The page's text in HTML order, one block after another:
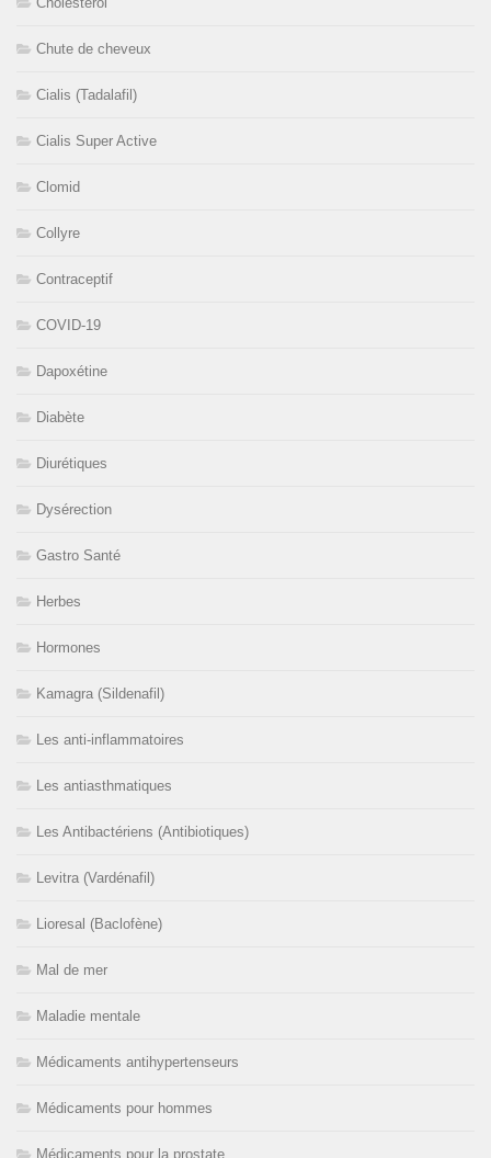
Chute de cheveux
Cialis (Tadalafil)
Cialis Super Active
Clomid
Collyre
Contraceptif
COVID-19
Dapoxétine
Diabète
Diurétiques
Dysérection
Gastro Santé
Herbes
Hormones
Kamagra (Sildenafil)
Les anti-inflammatoires
Les antiasthmatiques
Les Antibactériens (Antibiotiques)
Levitra (Vardénafil)
Lioresal (Baclofène)
Mal de mer
Maladie mentale
Médicaments antihypertenseurs
Médicaments pour hommes
Médicaments pour la prostate